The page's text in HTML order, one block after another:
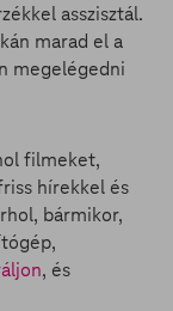
asszisztál.
marad el a
megelégedni
filmeket,
hírekkel és
bármikor,
, és